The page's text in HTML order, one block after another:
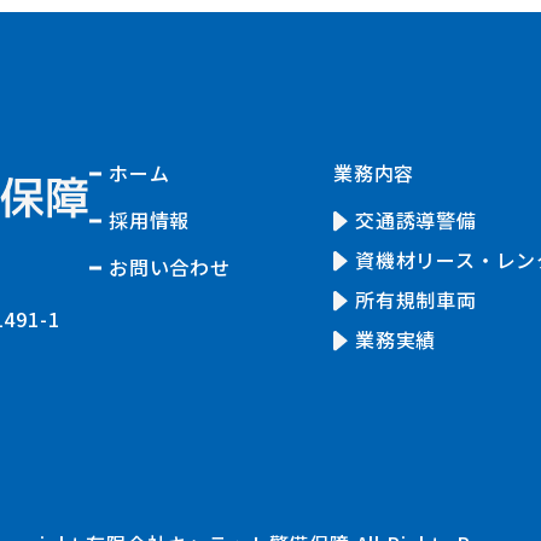
1
ホーム
採用情報
お問い合わせ
業務内容
交通誘導警備
資機材リース・ レ
所有規制車両
業務実績